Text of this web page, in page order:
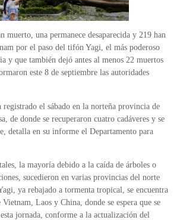
muerto, una permanece desaparecida y 219 han
por el paso del tifón Yagi, el más poderoso
y que también dejó antes al menos 22 muertos
este 8 de septiembre las autoridades
el sábado en la norteña provincia de
de donde se recuperaron cuatro cadáveres y se
detalla en su informe el Departamento para
la mayoría debido a la caída de árboles o
sucedieron en varias provincias del norte
ya rebajado a tormenta tropical, se encuentra
Laos y China, donde se espera que se
jornada, conforme a la actualización del